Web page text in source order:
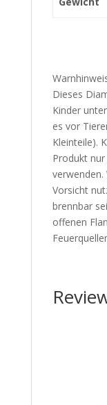
Dieses
Kinder
es vor
Kleinteile).
Produkt
Vorsicht
brennbar
offenen